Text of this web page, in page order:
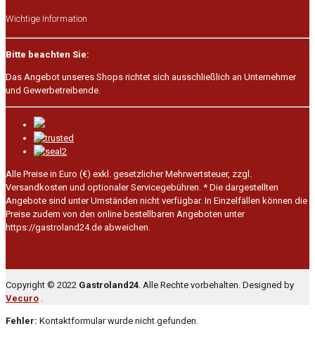
Wichtige Information
Bitte beachten Sie:
Das Angebot unseres Shops richtet sich ausschließlich an Unternehmer
und Gewerbetreibende.
Alle Preise in Euro (€) exkl. gesetzlicher Mehrwertsteuer, zzgl.
Versandkosten und optionaler Servicegebühren. * Die dargestellten
Angebote sind unter Umständen nicht verfügbar. In Einzelfällen können die
Preise zudem von den online bestellbaren Angeboten unter
https://gastroland24.de abweichen.
Copyright © 2022 Gastroland24. Alle Rechte vorbehalten. Designed by
Vecuro .
Fehler: Kontaktformular wurde nicht gefunden.